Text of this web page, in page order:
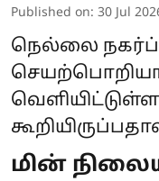
Published on: 30 Jul
நெல்லை
வெளியிட்டுள்ள
மின்